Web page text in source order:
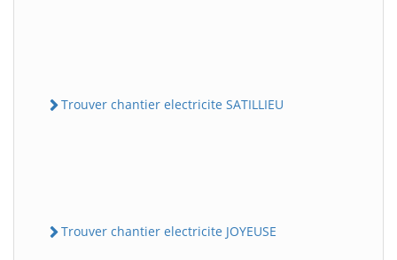
Trouver chantier electricite SATILLIEU
Trouver chantier electricite JOYEUSE